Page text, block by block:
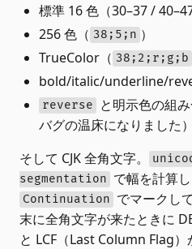
標準 16 色（30–37 / 40–47
256 色（ 38;5;n ）
TrueColor（ 38;2;r;g;b
bold/italic/underline/
reverse
と明示色の組
バグの温床になりました）
そして CJK 全角文字。
segmentation で幅を計算
Continuation でマークし
末に全角文字が来たときに
と LCF（Last Column Flag